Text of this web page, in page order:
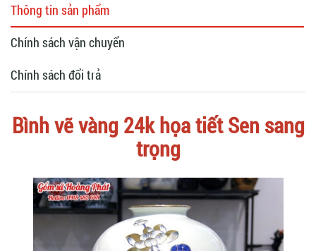
Thông tin sản phẩm
Chính sách vận chuyển
Chính sách đổi trả
Bình vẽ vàng 24k họa tiết Sen sang
trọng